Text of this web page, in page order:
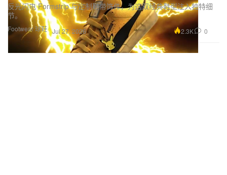
Footwear 球鞋
反光闪电 Formstrip 与定制鞋带饰件，为这双经典鞋型注入独特细
节。
Jul 27, 2026 2.3K 0